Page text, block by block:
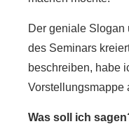
Der geniale Slogan
des Seminars
beschreiben, habe
Vorstellungsmappe
Was soll ich